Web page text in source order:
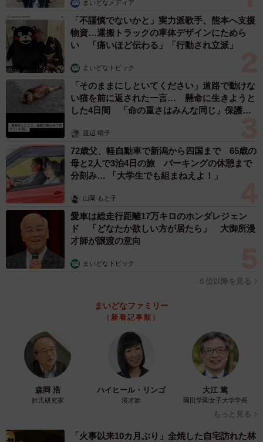
まいどなメディア
「不謹慎でないかと」実力派歌手、熊本へ支援
物資…運搬トラックの車体デザインにためら
い 「痛いほど伝わる」「行動され立派」
まいどなトピック
「そのままにしといてください」道路で動けな
い猫を前に返された一言… 懸命に生きようと
した4日間 「命の重さはみんな同じ」保護団
渡辺 晴子
72歳父、軽自動車で新潟から四国まで 65歳の
母と2人で3泊4日の旅 パーキングの休憩まで
分刻み… 「大学生でも組まねえよ！」
山岡 もと子
愛車は総走行距離17万キロのホンダレジェン
ド 「どなたか欲しい方が居たら」 大御所漫
才師が譲渡の意向
まいどなトピック
６位以降を見る
まいどなファミリー
（新着記事順）
森岡 浩
姓氏研究家
ハイヒール・リンゴ
漫才師
大江 篤
園田学園女子大学学長
もっと見る
「火事以来10カ月ぶり」全焼した自宅訪れた林